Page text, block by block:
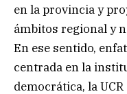
en la provincia y
ámbitos regional y
En ese sentido,
centrada en la
democrática, la